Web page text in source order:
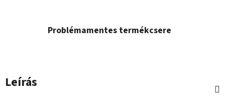
Problémamentes termékcsere
Leírás